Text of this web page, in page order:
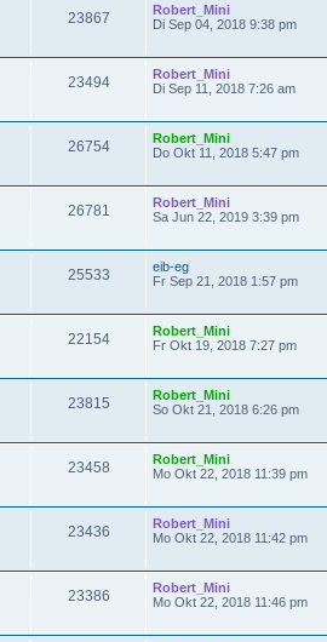
23867
Robert_Mini
Di Sep 04, 2018 9:38 pm
23494
Robert_Mini
Di Sep 11, 2018 7:26 am
26754
Robert_Mini
Do Okt 11, 2018 5:47 pm
26781
Robert_Mini
Sa Jun 22, 2019 3:39 pm
25533
eib-eg
Fr Sep 21, 2018 1:57 pm
22154
Robert_Mini
Fr Okt 19, 2018 7:27 pm
23815
Robert_Mini
So Okt 21, 2018 6:26 pm
23458
Robert_Mini
Mo Okt 22, 2018 11:39 pm
23436
Robert_Mini
Mo Okt 22, 2018 11:42 pm
23386
Robert_Mini
Mo Okt 22, 2018 11:46 pm